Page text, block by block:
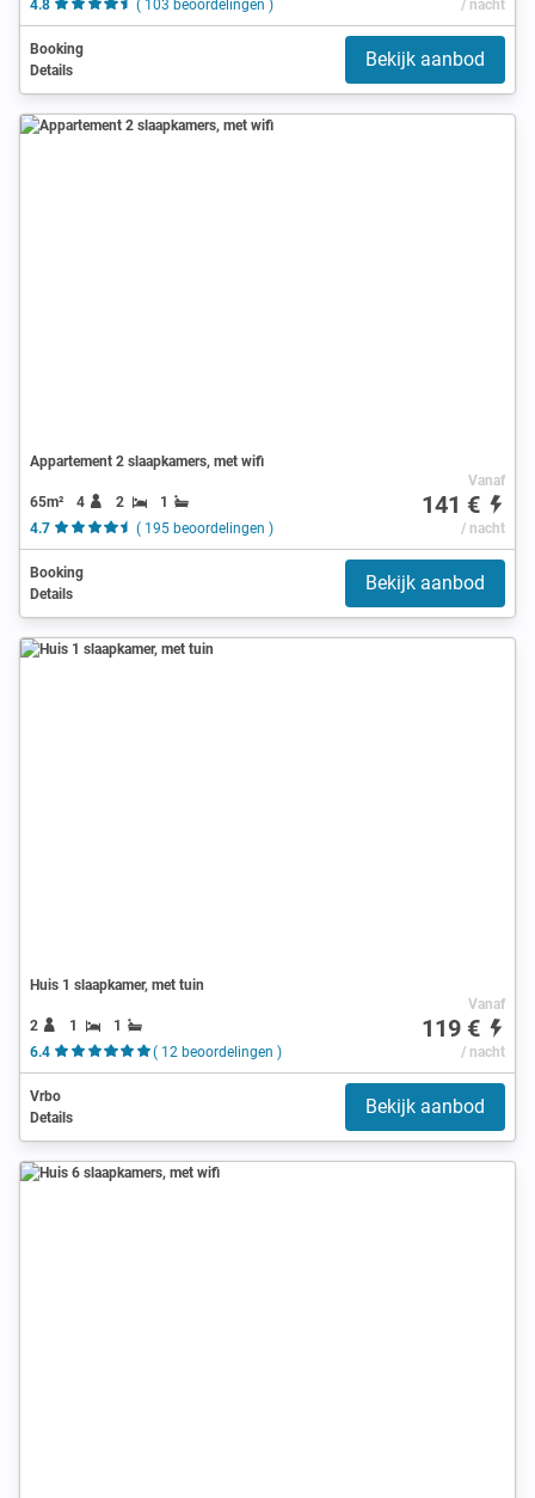
4.8
( 103 beoordelingen ) / nacht
Booking
Details
Bekijk aanbod
Appartement 2 slaapkamers, met wifi
65m² 4 2
1
4.7
( 195 beoordelingen )
Vanaf
141 €
/ nacht
Booking
Details
Bekijk aanbod
Huis 1 slaapkamer, met tuin
2 1
1
6.4
( 12 beoordelingen )
Vanaf
119 €
/ nacht
Vrbo
Details
Bekijk aanbod